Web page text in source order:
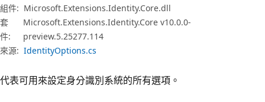
組件: Microsoft.Extensions.Identity.Core.dll
套
件:
Microsoft.Extensions.Identity.Core v10.0.0-
preview.5.25277.114
來源: IdentityOptions.cs
代表可用來設定身分識別系統的所有選項。